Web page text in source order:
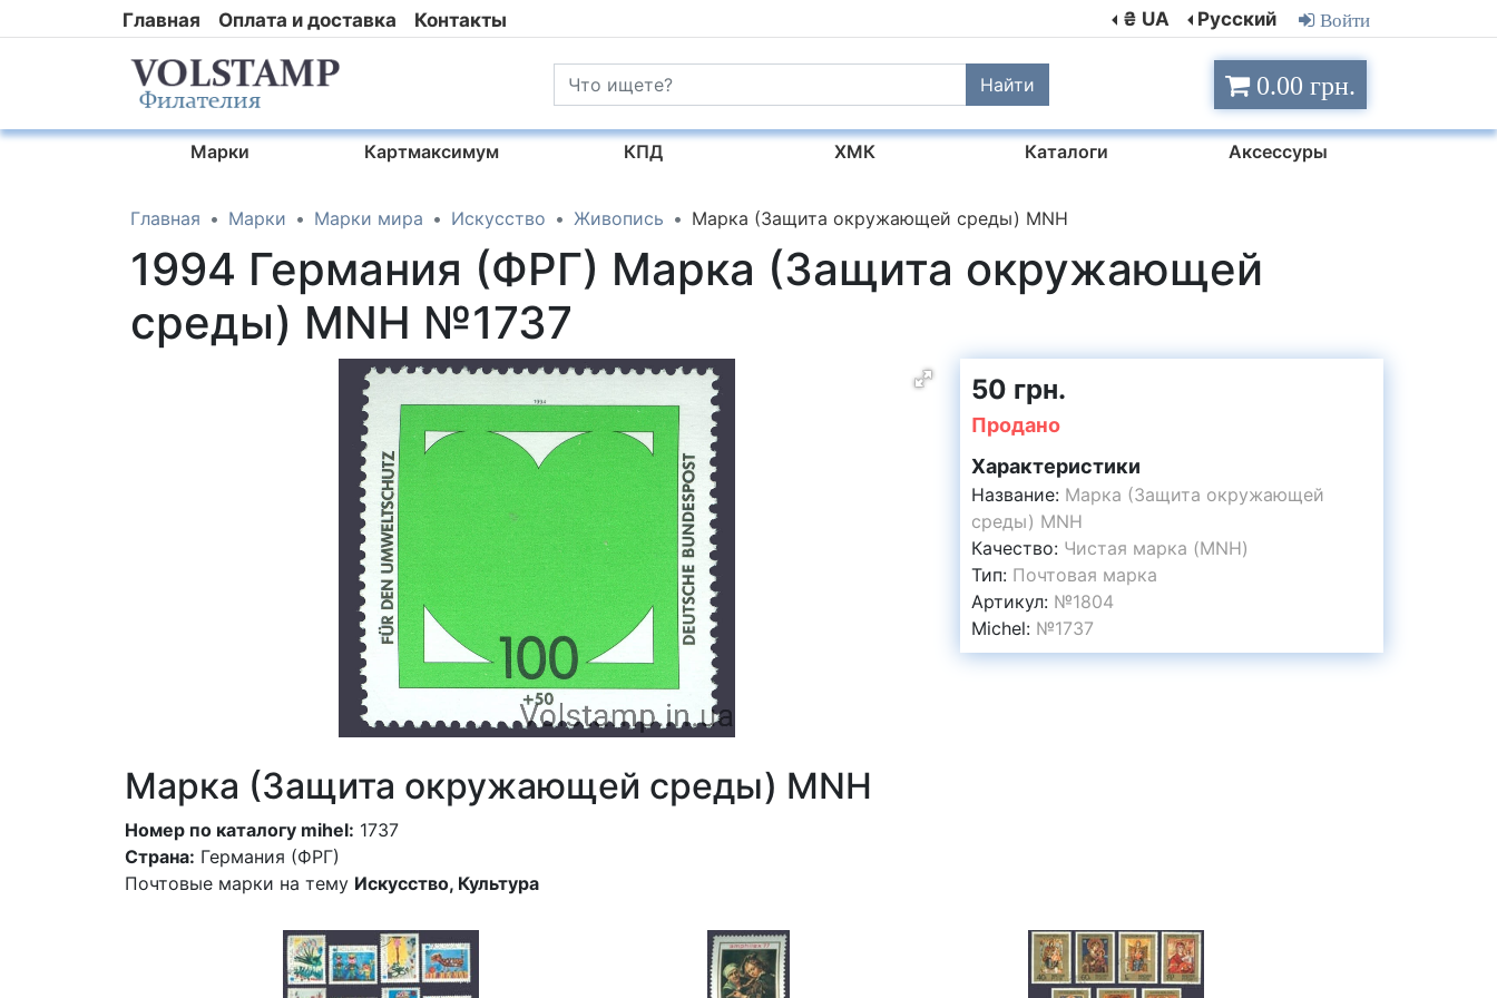
Главная Оплата и доставка Контакты ₴ UA Русский Войти
Найти 0.00 грн.
Марки Картмаксимум КПД ХМК Каталоги Аксессуры
Главная Марки Марки мира Искусство Живопись Марка (Защита окружающей среды) MNH
1994 Германия (ФРГ) Марка (Защита окружающей
среды) MNH №1737
50 грн.
Продано
Характеристики
Название: Марка (Защита окружающей
среды) MNH
Качество: Чистая марка (MNH)
Тип: Почтовая марка
Артикул: №1804
Michel: №1737
Марка (Защита окружающей среды) MNH
Номер по каталогу mihel: 1737
Страна: Германия (ФРГ)
Почтовые марки на тему Искусство, Культура